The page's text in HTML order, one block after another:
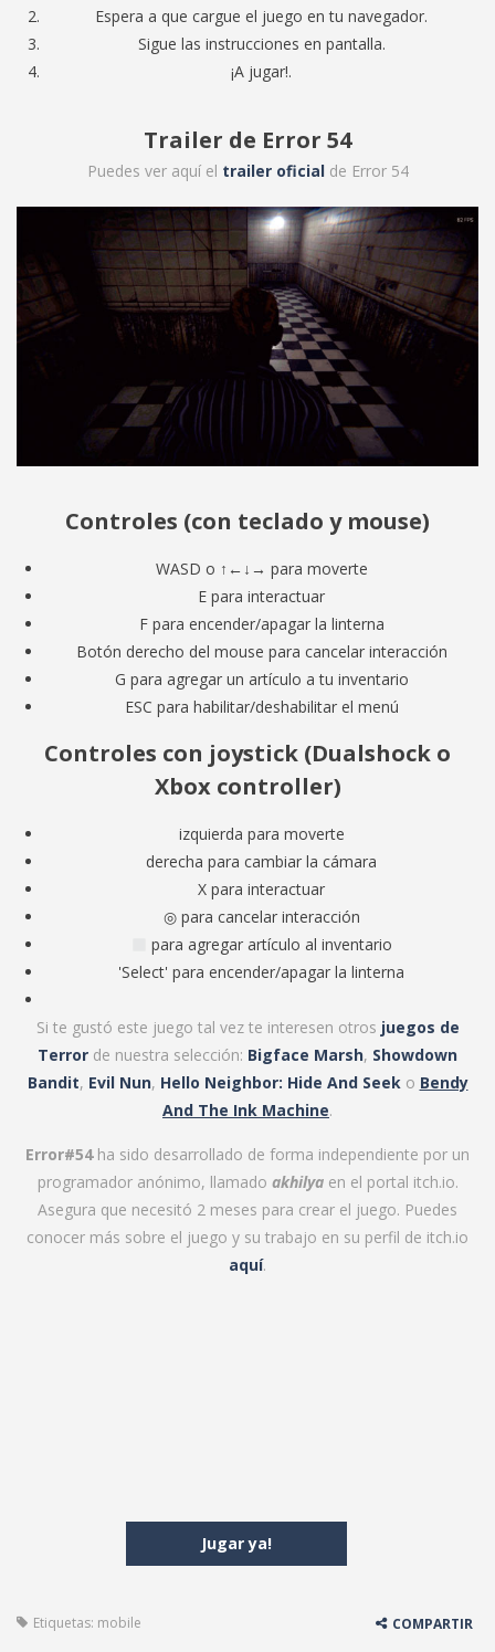
Jugar ya!
Espera a que cargue el juego en tu navegador.
Sigue las instrucciones en pantalla.
¡A jugar!.
Trailer de Error 54
Puedes ver aquí el trailer oficialde Error 54
Controles (con teclado y mouse)
WASD o ↑ ←↓→ para moverte
E para interactuar
F para encender/apagar la linterna
Botón derecho del mouse para cancelar interacción
G para agregar un artículo a tu inventario
ESC para habilitar/deshabilitar el menú
Controles con joystick (Dualshock o
Xbox controller)
izquierda para moverte
derecha para cambiar la cámara
X para interactuar
◎ para cancelar interacción
para agregar artículo al inventario
'Select' para encender/apagar la linterna
Si te gustó este juego tal vez te interesen otros juegos de
Terror de nuestra selección: Bigface Marsh, Showdown
Bandit, Evil Nun, Hello Neighbor: Hide And Seeko Bendy
And The Ink Machine.
Error#54ha sido desarrollado de forma independiente por un
programador anónimo, llamado akhilyaen el portal itch.io.
Asegura que necesitó 2 meses para crear el juego. Puedes
conocer más sobre el juego y su trabajo en su perfil de itch.io
aquí.
Etiquetas: mobile COMPARTIR